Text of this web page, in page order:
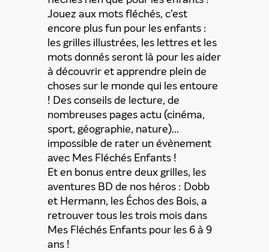
Partager cette offre
Jouez aux mots fléchés, c'est
encore plus fun pour les enfants :
les grilles illustrées, les lettres et les
mots donnés seront là pour les aider
à découvrir et apprendre plein de
choses sur le monde qui les entoure
! Des conseils de lecture, de
nombreuses pages actu (cinéma,
sport, géographie, nature)...
impossible de rater un évènement
avec Mes Fléchés Enfants !
Et en bonus entre deux grilles, les
aventures BD de nos héros : Dobb
et Hermann, les Échos des Bois, a
retrouver tous les trois mois dans
Mes Fléchés Enfants pour les 6 à 9
ans !